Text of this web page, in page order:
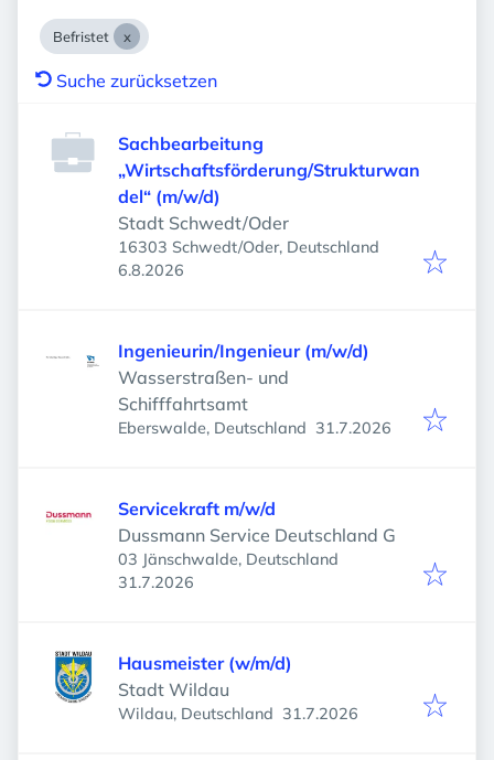
Befristet
Suche zurücksetzen
Sachbearbeitung
„Wirtschaftsförderung/Strukturwan
del“ (m/w/d)
Stadt Schwedt/Oder
16303 Schwedt/Oder, Deutschland
Veröffentlicht
6.8.2026
Ingenieurin/Ingenieur (m/w/d)
Wasserstraßen- und
Schifffahrtsamt
Eberswalde, Deutschland Veröffentlicht
31.7.2026
Servicekraft m/w/d
Dussmann Service Deutschland G
03 Jänschwalde, Deutschland
Veröffentlicht
31.7.2026
Hausmeister (w/m/d)
Stadt Wildau
Wildau, Deutschland Veröffentlicht
31.7.2026